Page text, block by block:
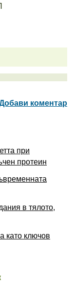
коментар
при
протеин
в тялото,
като ключов